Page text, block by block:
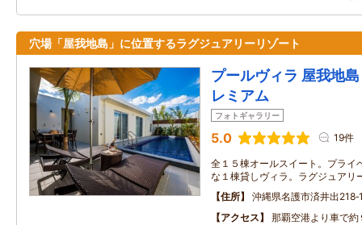
穴場「屋我地島」に位置するラグジュアリーリゾート
プールヴィラ 屋我地
レミアム
フォトギャラリー
5.0 19件
全１５棟オールスイート。プライ
な１棟貸しヴィラ。ラグジュアリ
住所
沖縄県名護市済井出
アクセス
那覇空港より車で